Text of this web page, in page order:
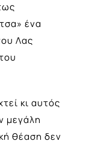
ένα
Λας
κι αυτός
μεγάλη
θέαση δεν